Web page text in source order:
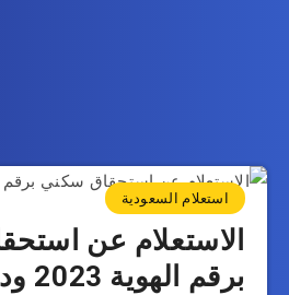
استعلام السعودية
الاستعلام عن